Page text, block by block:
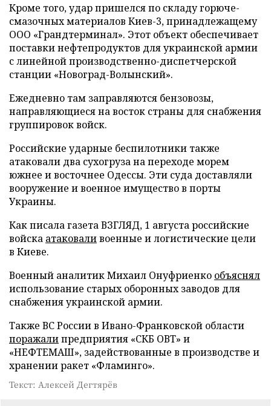
Кроме того, удар пришелся по складу горюче-
смазочных материалов Киев-3, принадлежащему
ООО «Грандтерминал». Этот объект обеспечивает
поставки нефтепродуктов для украинской армии
с линейной производственно-диспетчерской
станции «Новоград-Волынский».
Ежедневно там заправляются бензовозы,
направляющиеся на восток страны для снабжения
группировок войск.
Российские ударные беспилотники также
атаковали два сухогруза на переходе морем
южнее и восточнее Одессы. Эти суда доставляли
вооружение и военное имущество в порты
Украины.
Как писала газета ВЗГЛЯД, 1 августа российские
войска атаковаливоенные и логистические цели
в Киеве.
Военный аналитик Михаил Онуфриенко объяснял
использование старых оборонных заводов для
снабжения украинской армии.
Также ВС России в Ивано-Франковской области
поражалипредприятия «СКБ ОВТ» и
«НЕФТЕМАШ», задействованные в производстве и
хранении ракет «Фламинго».
Текст: Алексей Дегтярёв